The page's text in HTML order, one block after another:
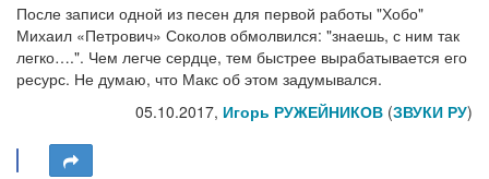
После записи одной из песен для первой работы "Хобо"
Михаил «Петрович» Соколов обмолвился: "знаешь, с ним так
легко….". Чем легче сердце, тем быстрее вырабатывается его
ресурс. Не думаю, что Макс об этом задумывался.
05.10.2017, Игорь РУЖЕЙНИКОВ (ЗВУКИ РУ)